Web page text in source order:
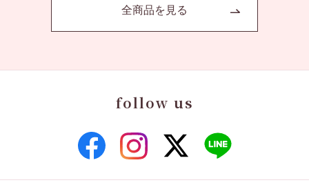
全商品を見る
follow us